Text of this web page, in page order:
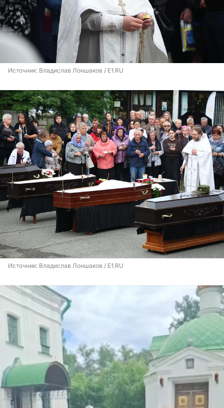
Источник: Владислав Лоншаков / E1.RU
Источник: Владислав Лоншаков / E1.RU